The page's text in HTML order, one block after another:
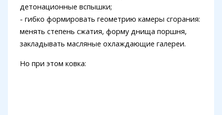
детонационные вспышки;
- гибко формировать геометрию камеры сгорания:
менять степень сжатия, форму днища поршня,
закладывать масляные охлаждающие галереи.
Но при этом ковка: